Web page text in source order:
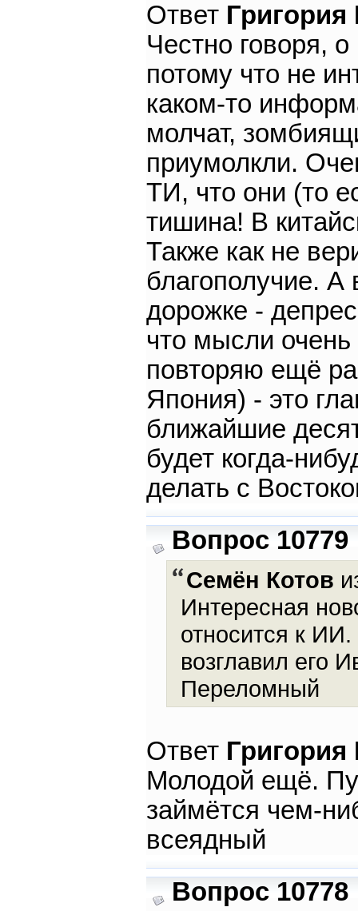
Ответ
Честно говоря,
потому что не
каком-то
молчат,
приумолкли.
ТИ, что они (то
тишина! В
Также как не
благополучие. А
дорожке -
что мысли очень
повторяю ещё
Япония) - это
ближайшие
будет когда-
делать с
Вопрос 10779
Семён Котов
Интересная
относится к
возглавил его
Переломный
Ответ
Молодой ещё.
займётся чем-
всеядный
Вопрос 10778